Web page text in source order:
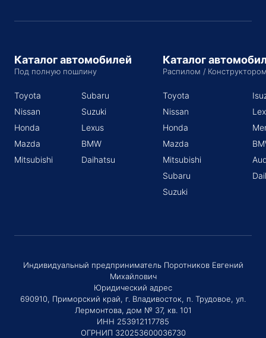
Каталог автомобилей
Под полную пошлину
Toyota
Nissan
Honda
Mazda
Mitsubishi
Subaru
Suzuki
Lexus
BMW
Daihatsu
Каталог
Распилом /
Toyota
Nissan
Honda
Mazda
Mitsubishi
Subaru
Suzuki
Индивидуальный предприниматель Поротников Евгений
Михайлович
Юридический адрес
690910, Приморский край, г. Владивосток, п. Трудовое, ул.
Лермонтова, дом № 37, кв. 101
ИНН 253912117785
ОГРНИП 320253600036730